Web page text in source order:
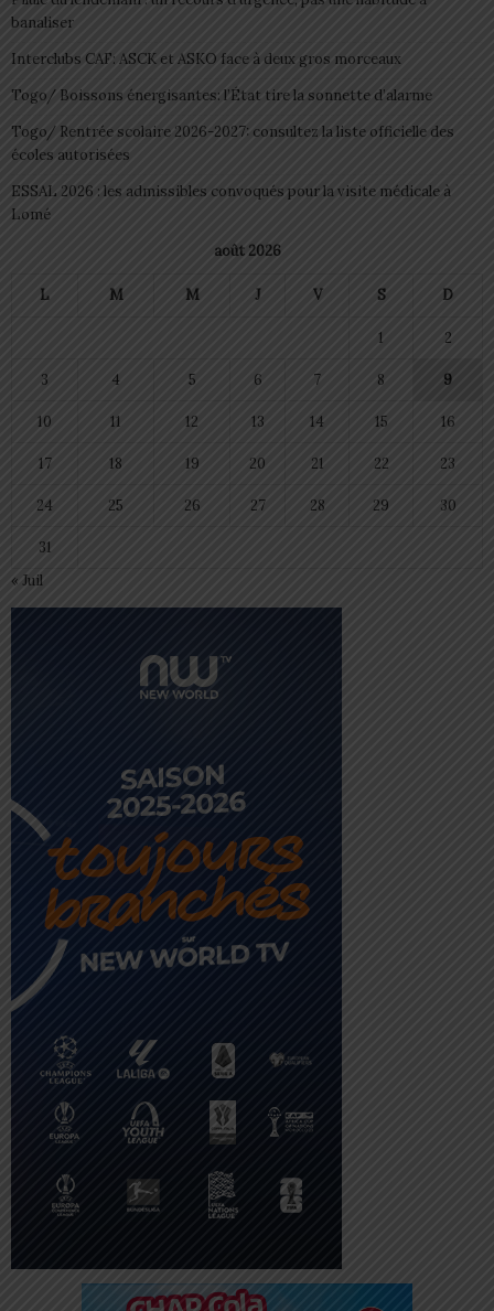
banaliser
Interclubs CAF: ASCK et ASKO face à deux gros morceaux
Togo/ Boissons énergisantes: l’État tire la sonnette d’alarme
Togo/ Rentrée scolaire 2026-2027: consultez la liste officielle des
écoles autorisées
ESSAL 2026 : les admissibles convoqués pour la visite médicale à
Lomé
août 2026
L M M J V S D
1 2
3 4 5 6 7 8 9
10 11 12 13 14 15 16
17 18 19 20 21 22 23
24 25 26 27 28 29 30
31
« Juil